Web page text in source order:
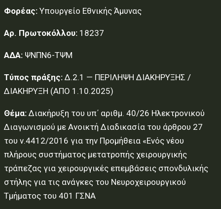
Φορέας: Υπουργείο Εθνικής Άμυνας
Αρ. Πρωτοκόλλου: 18237
ΑΔΑ: ΨΝΠΝ6-ΤΨΜ
Τύπος πράξης: Δ.2.1 — ΠΕΡΙΛΗΨΗ ΔΙΑΚΗΡΥΞΗΣ /
ΔΙΑΚΗΡΥΞΗ (ΑΠΟ 1.10.2025)
Θέμα: Διακήρυξη του υπ΄ αριθμ. 40/26 Ηλεκτρονικού
Διαγωνισμού με Ανοικτή Διαδικασία του άρθρου 27
του ν.4412/2016 για την Προμήθεια «Ενός νέου
πλήρους συστήματος μετατροπής χειρουργικής
τράπεζας για χειρουργικές επεμβάσεις σπονδυλικής
στήλης για τις ανάγκες του Νευροχειρουργικού
Τμήματος του 401 ΓΣΝΑ